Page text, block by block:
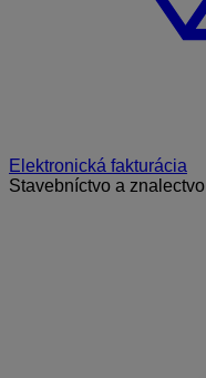
Elektronická fakturácia
Stavebníctvo a znalectvo